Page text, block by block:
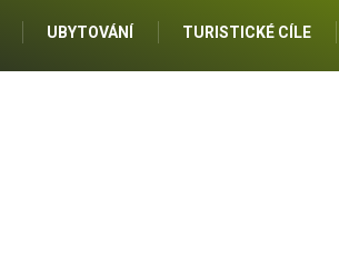
UBYTOVÁNÍ TURISTICKÉ CÍLE